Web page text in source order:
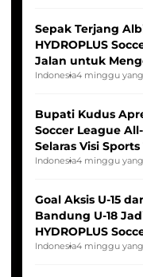
Sepak Terjang
HYDROPLUS
Jalan untuk
Indonesia Putri
Indonesia4 minggu
Bupati Kudus
Soccer League
Selaras Visi
Indonesia4 minggu
Goal Aksis U-15
Bandung U-18
HYDROPLUS
2025/2026
Indonesia4 minggu